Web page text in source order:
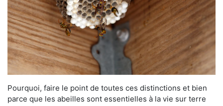
Pourquoi, faire le point de toutes ces distinctions et bien
parce que les abeilles sont essentielles à la vie sur terre